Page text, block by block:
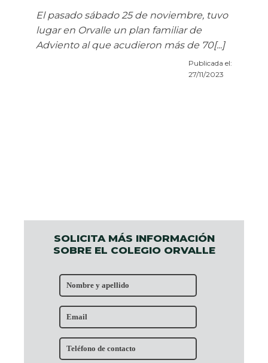
SOLICITA MÁS INFORMACIÓN
SOBRE EL COLEGIO ORVALLE
El pasado sábado 25 de noviembre, tuvo
lugar en Orvalle un plan familiar de
Adviento al que acudieron más de 70[...]
Publicada el:
27/11/2023